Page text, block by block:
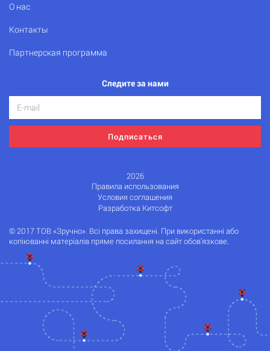
О нас
Контакты
Партнерская программа
Следите за нами
Подписаться
2026
Правила использования
Условия соглашения
Разработка Китсофт
© 2017 ТОВ «Зручно». Всі права захищені. При використанні або
копіюванні матеріалів пряме посилання на сайт обов'язкове.